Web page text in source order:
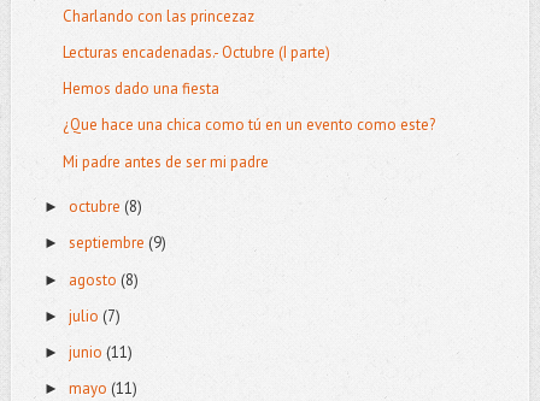
Charlando con las princezaz
Lecturas encadenadas.- Octubre (I parte)
Hemos dado una fiesta
¿Que hace una chica como tú en un evento como este?
Mi padre antes de ser mi padre
► octubre (8)
► septiembre (9)
► agosto (8)
► julio (7)
► junio (11)
► mayo (11)